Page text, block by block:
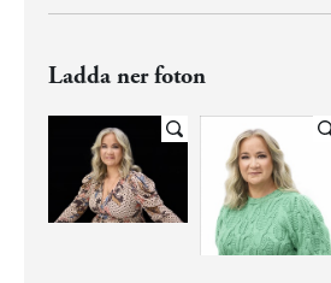
Ladda ner foton